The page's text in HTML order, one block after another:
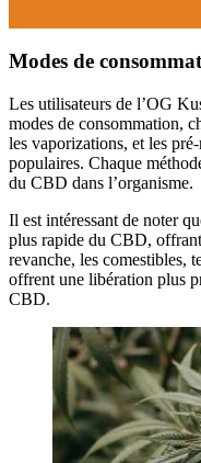
Modes de
Les utilisateurs de l’OG
modes de consommation,
les vaporizations, et les
populaires. Chaque
du CBD dans l’organisme.
Il est intéressant de noter
plus rapide du CBD,
revanche, les comestibles,
offrent une libération plus
CBD.